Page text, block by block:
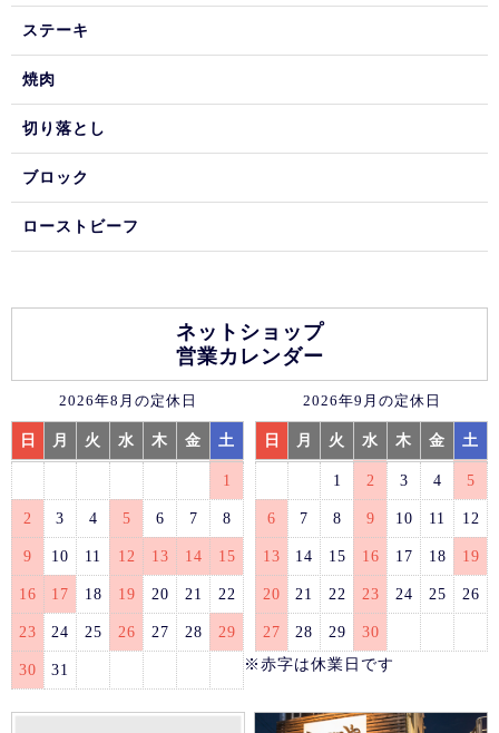
ステーキ
焼肉
切り落とし
ブロック
ローストビーフ
ネットショップ
営業カレンダー
2026年8月の定休日
日 月 火 水 木 金 土
1
2 3 4 5 6 7 8
9 10 11 12 13 14 15
16 17 18 19 20 21 22
23 24 25 26 27 28 29
30 31
2026年9月の定休日
日 月 火 水 木 金 土
1 2 3 4 5
6 7 8 9 10 11 12
13 14 15 16 17 18 19
20 21 22 23 24 25 26
27 28 29
30
※赤字は休業日です